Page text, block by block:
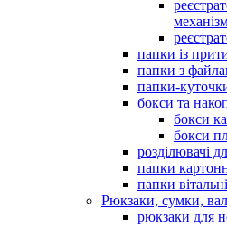
папки із
папки з
папки-
бокси та
бокси
бокси
розділювачі
папки
папки вітальні
Рюкзаки, сумки,
рюкзаки для